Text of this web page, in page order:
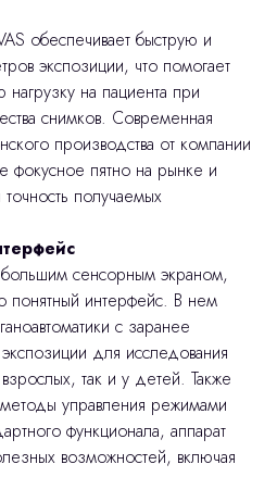
обеспечивает быструю и
экспозиции, что помогает
на пациента при
снимков. Современная
производства от компании
фокусное пятно на рынке и
получаемых
сенсорным экраном,
понятный интерфейс. В нем
с заранее
для исследования
взрослых, так и у детей. Также
управления режимами
функционала, аппарат
возможностей, включая